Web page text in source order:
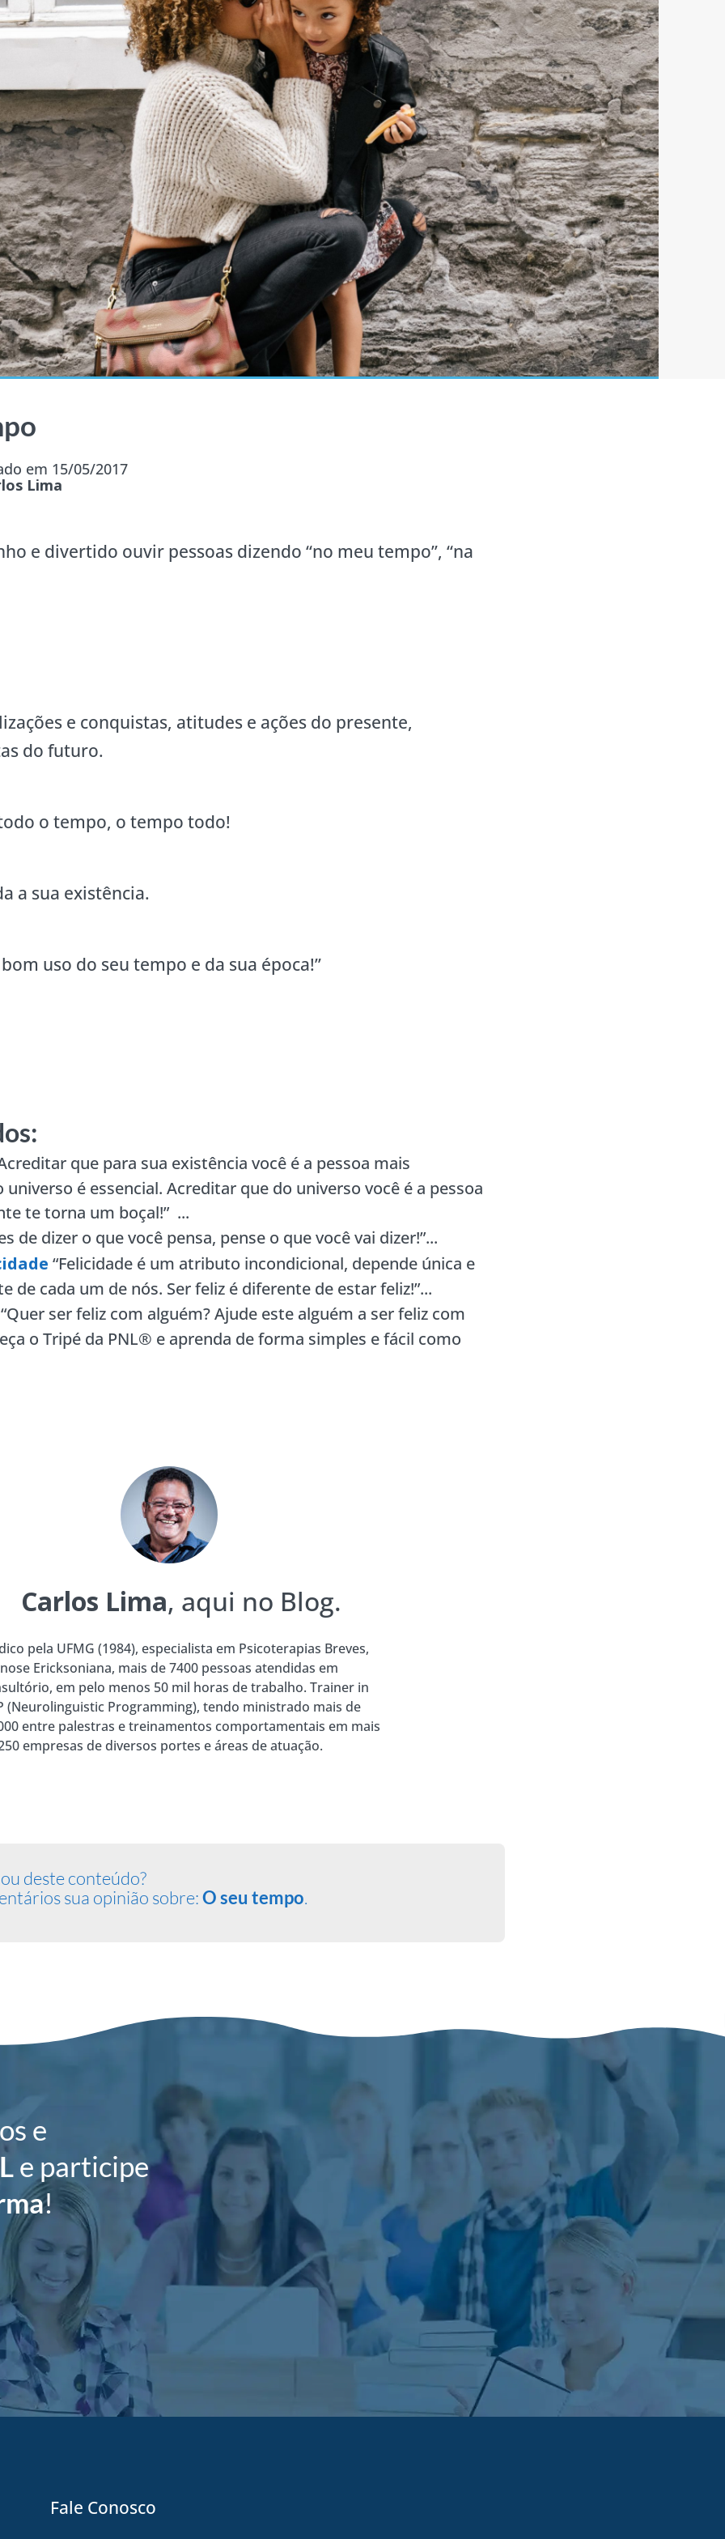
em 15/05/2017
Lima
e divertido ouvir pessoas dizendo “no meu tempo”, “na
e conquistas, atitudes e ações do presente,
do futuro.
o tempo, o tempo todo!
a sua existência.
uso do seu tempo e da sua época!”
que para sua existência você é a pessoa mais
é essencial. Acreditar que do universo você é a pessoa
te torna um boçal!” ...
de dizer o que você pensa, pense o que você vai dizer!”...
“Felicidade é um atributo incondicional, depende única e
de cada um de nós. Ser feliz é diferente de estar feliz!”...
“Quer ser feliz com alguém? Ajude este alguém a ser feliz com
o Tripé da PNL® e aprenda de forma simples e fácil como
Carlos Lima, aqui no Blog.
pela UFMG (1984), especialista em Psicoterapias Breves,
Ericksoniana, mais de 7400 pessoas atendidas em
em pelo menos 50 mil horas de trabalho. Trainer in
(Neurolinguistic Programming), tendo ministrado mais de
entre palestras e treinamentos comportamentais em mais
empresas de diversos portes e áreas de atuação.
deste conteúdo?
sua opinião sobre:O seu tempo.
e
e participe
!
Fale Conosco